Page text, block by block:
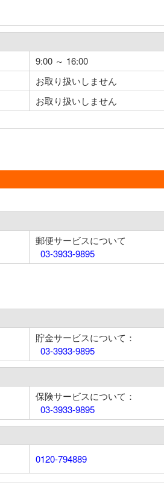
9:00 ～ 16:00
お取り扱いしません
お取り扱いしません
郵便サービスについて
03-3933-9895
貯金サービスについて：
03-3933-9895
保険サービスについて：
03-3933-9895
0120-794889